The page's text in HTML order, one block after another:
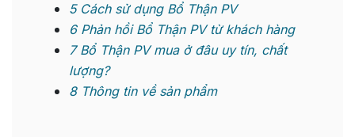
5Cách sử dụng Bổ Thận PV
6Phản hồi Bổ Thận PV từ khách hàng
7Bổ Thận PV mua ở đâu uy tín, chất
lượng?
8Thông tin về sản phẩm